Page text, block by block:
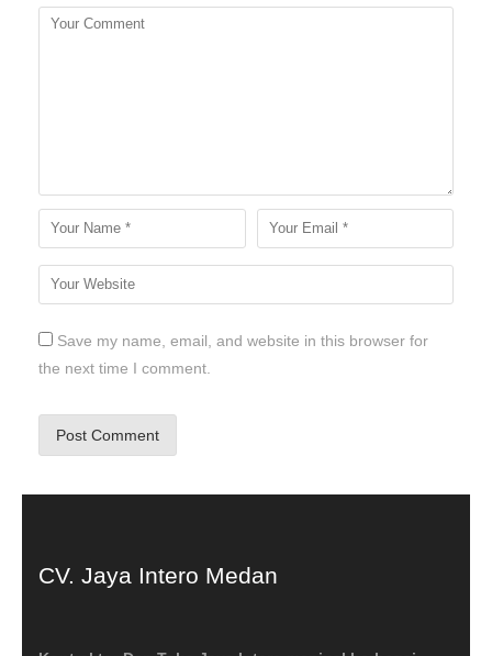
Save my name, email, and website in this browser for
the next time I comment.
CV. Jaya Intero Medan